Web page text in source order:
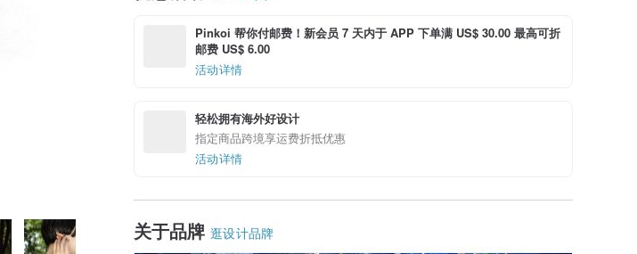
Pinkoi 帮你付邮费！新会员 7 天内于 APP 下单满 US$ 30.00 最高可折
邮费 US$ 6.00
活动详情
轻松拥有海外好设计
指定商品跨境享运费折抵优惠
活动详情
关于品牌 逛设计品牌